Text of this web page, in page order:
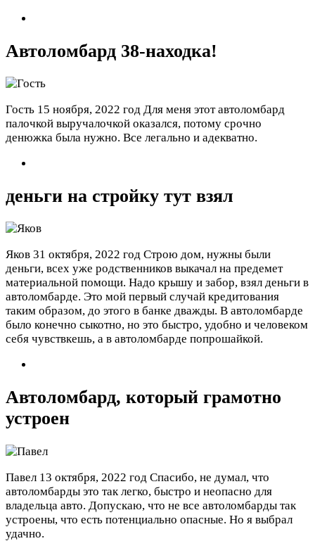
Автоломбард 38-находка!
Гость 15 ноября, 2022 год Для меня этот автоломбард
палочкой выручалочкой оказался, потому срочно
денюжка была нужно. Все легально и адекватно.
деньги на стройку тут взял
Яков 31 октября, 2022 год Строю дом, нужны были
деньги, всех уже родственников выкачал на предемет
материальной помощи. Надо крышу и забор, взял деньги в
автоломбарде. Это мой первый случай кредитования
таким образом, до этого в банке дважды. В автоломбарде
было конечно сыкотно, но это быстро, удобно и человеком
себя чувствкешь, а в автоломбарде попрошайкой.
Автоломбард, который грамотно
устроен
Павел 13 октября, 2022 год Спасибо, не думал, что
автоломбарды это так легко, быстро и неопасно для
владельца авто. Допускаю, что не все автоломбарды так
устроены, что есть потенциально опасные. Но я выбрал
удачно.